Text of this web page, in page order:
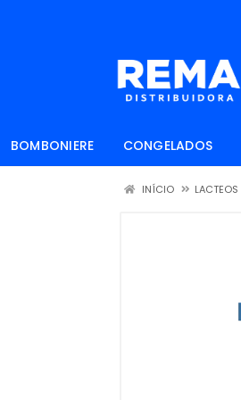
BOMBONIERE CONGELADOS
INÍCIO LACTEOS